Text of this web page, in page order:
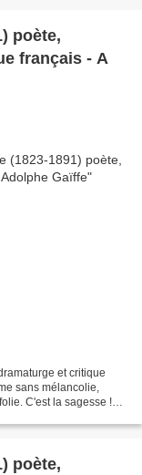
poète,
français - A
et critique
sans mélancolie,
C'est la sagesse !
poète,